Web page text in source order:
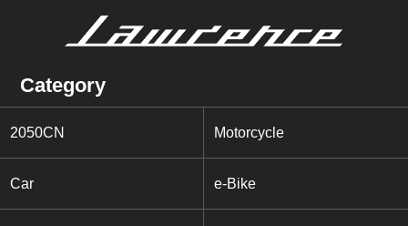
Category
2050CN Motorcycle
Car e-Bike